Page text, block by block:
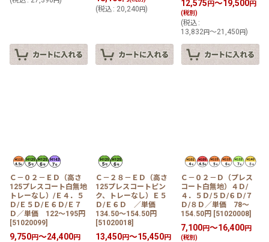
(税込 : 20,240 円)
12,575 円～19,500円
(税別)
(税込 :
13,832円～21,450円)
Ｃ－０２－ＥＤ（高さ
125プレスコート白無地
トレーなし）/Ｅ４．５
Ｄ/Ｅ５Ｄ/Ｅ６Ｄ/Ｅ７
Ｄ／単価 122〜195円
[51020099]
9,750円～24,400円
Ｃ－２８－ＥＤ（高さ
125プレスコートピン
ク、トレーなし）Ｅ５
Ｄ/Ｅ６Ｄ ／単価
134.50〜154.50円
[51020018]
13,450円～15,450円
Ｃ－０２－Ｄ（プレス
コート白無地）４Ｄ/
４．５Ｄ/５Ｄ/６Ｄ/７
Ｄ/８Ｄ／単価 78〜
154.50円 [51020008]
7,100円～16,400円
(税別)